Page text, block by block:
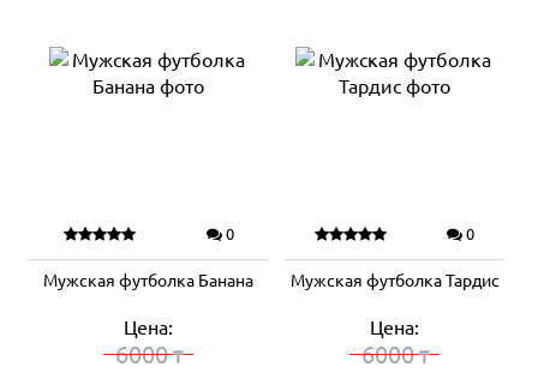
0
Мужская футболка Банана
Цена:
6000₸
0
Мужская футболка Тардис
Цена:
6000₸